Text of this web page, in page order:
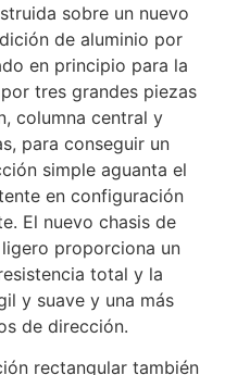
sobre un nuevo
de aluminio por
en principio para la
por tres grandes piezas
columna central y
para conseguir un
simple aguanta el
en configuración
El nuevo chasis de
proporciona un
total y la
y suave y una más
de dirección.
rectangular también